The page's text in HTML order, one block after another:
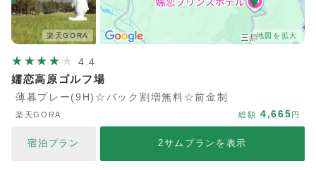
楽天GORA 地図を拡大
4.4
嬬恋高原ゴルフ場
薄暮プレー(9H)☆バック割増無料☆前金制
楽天GORA 総額 4,665円
宿泊プラン 2サムプランを表示